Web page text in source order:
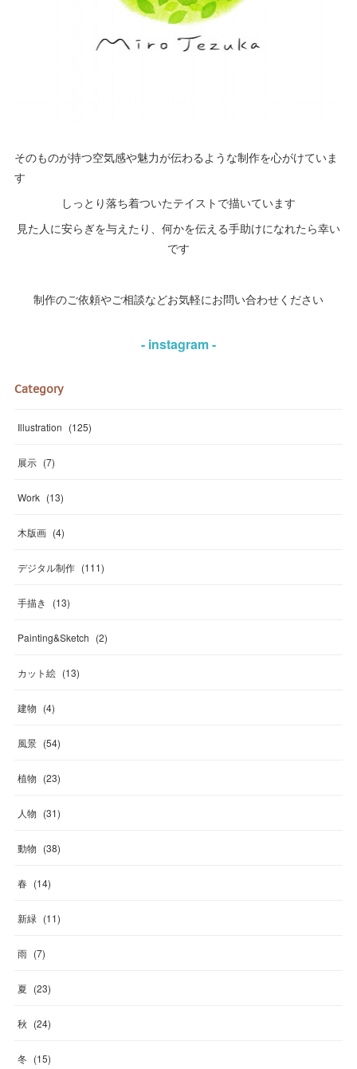
そのものが持つ空気感や魅力が伝わるような制作を心がけていま
す
しっとり落ち着ついたテイストで描いています
見た人に安らぎを与えたり、何かを伝える手助けになれたら幸い
です
制作のご依頼やご相談などお気軽にお問い合わせください
- instagram -
Category
Illustration (125)
展示 (7)
Work (13)
木版画 (4)
デジタル制作 (111)
手描き (13)
Painting&Sketch (2)
カット絵 (13)
建物 (4)
風景 (54)
植物 (23)
人物 (31)
動物 (38)
春 (14)
新緑 (11)
雨 (7)
夏 (23)
秋 (24)
冬 (15)